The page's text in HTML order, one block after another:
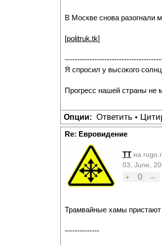
В Москве снова разогнали
[politruk.tk]
Я спросил у высокого
Прогресс нашей страны не
Опции: Ответить •
Re: Евровидение
TT на
03, June,
+
0 –
Трамвайные хамы
--------------